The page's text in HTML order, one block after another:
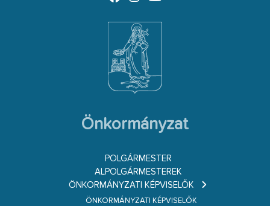
Önkormányzat
POLGÁRMESTER
ALPOLGÁRMESTEREK
ÖNKORMÁNYZATI KÉPVISELŐK
ÖNKORMÁNYZATI KÉPVISELŐK